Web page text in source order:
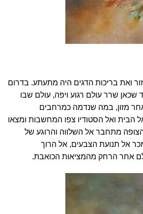
ואת בריכות הדגים היה מתעתע. בדרום
שרר עולם רגוע ויפה, עולם שבו
מזון, במה שנדמה כמרחבים
הבית ואל הסטודיו צפו המחשבות ומצאו
מתחבר אל השלווה והרוגע של
אל תנועת הצבעים, אל הרוך
אחר הרחק מהמציאות הכואבת.